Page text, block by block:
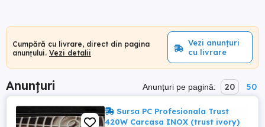
Cumpără cu livrare, direct din pagina
anunțului. Vezi detalii
Vezi anunțuri
cu livrare
Anunțuri Anunțuri pe pagină: 20 50
Sursa PC Profesionala Trust
420W Carcasa INOX (trust ivory)